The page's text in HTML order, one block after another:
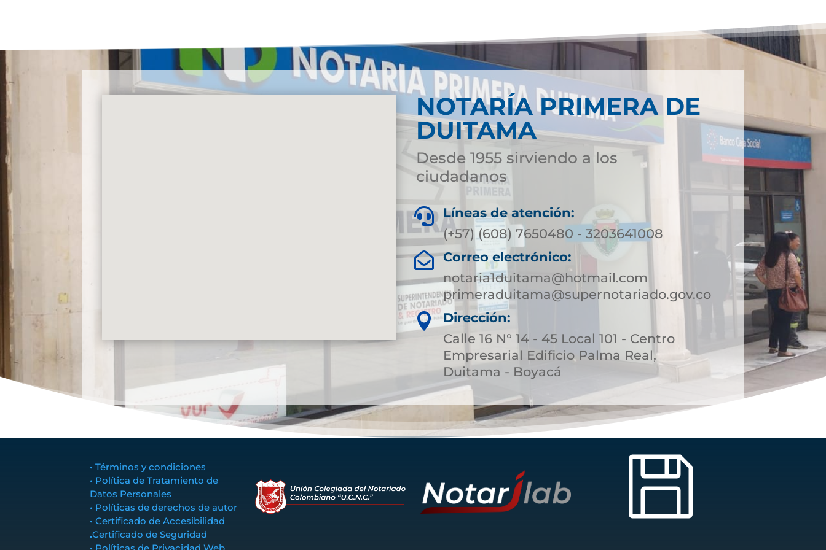
NOTARÍA PRIMERA DE
DUITAMA
Desde 1955 sirviendo a los
ciudadanos

Líneas de atención:
(+57) (608) 7650480 - 3203641008
 Correo electrónico:
notaria1duitama@hotmail.com
primeraduitama@supernotariado.gov.co

Dirección:
Calle 16 N° 14 - 45 Local 101 - Centro
Empresarial Edificio Palma Real,
Duitama - Boyacá
• Términos y condiciones
• Política de Tratamiento de
Datos Personales
• Políticas de derechos de autor
• Certificado de Accesibilidad
.Certificado de Seguridad
